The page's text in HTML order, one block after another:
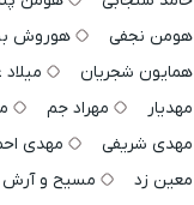
هومن نجفی
هوروش
همایون شجریان
مهدیار
مهراد جم
مهدی شریفی
مهدی
معین زد
مسیح و آرش